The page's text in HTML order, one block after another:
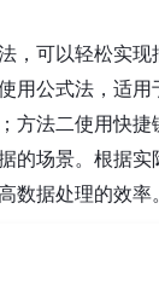
，可以轻松实
用公式法，适
方法二使用快捷
的场景。根据
数据处理的效率。